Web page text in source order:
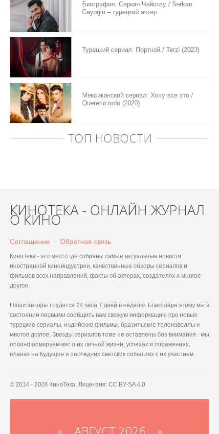
Биография: Серкан Чайоглу / Serkan
Cayoglu – турецкий актер
Турецкий сериал: Портной / Terzi (2023)
Мексиканский сериал: Хочу все это /
Quererlo todo (2020)
ТОП НОВОСТИ
КИНОТЕКА - ОНЛАЙН ЖУРНАЛ
О КИНО
Соглашение · Обратная связь
КиноТека - это место где собраны самые актуальные новости
иностранной киноиндустрии, качественные обзоры сериалов и
фильмов всех направлений, факты об актерах, создателях и многое
другое.
Наши авторы трудятся 24 часа 7 дней в неделю. Благодаря этому мы в
состоянии первыми сообщить вам свежую информацию про новые
турецкие сериалы, индийские фильмы, бразильские теленовеллы и
многое другое. Звезды сериалов тоже не оставлены без внимания - мы
проинформируем вас о их личной жизни, успехах и поражениях,
планах на будущие и последних светских событиях с их участием.
© 2014 - 2026 КиноТека. Лицензия: CC BY-SA 4.0